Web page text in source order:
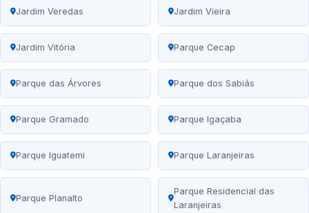
Jardim Veredas Jardim Vieira
Jardim Vitória Parque Cecap
Parque das Árvores Parque dos Sabiás
Parque Gramado Parque Igaçaba
Parque Iguatemi Parque Laranjeiras
Parque Planalto
Parque Residencial das
Laranjeiras